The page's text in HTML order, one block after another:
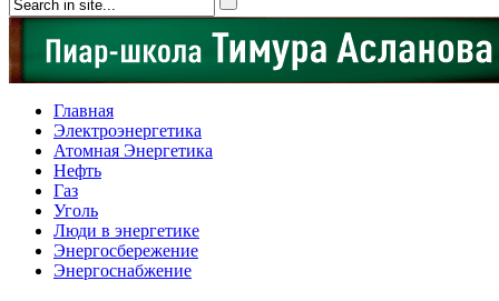
Главная
Электроэнергетика
Атомная Энергетика
Нефть
Газ
Уголь
Люди в энергетике
Энергосбережение
Энергоснабжение